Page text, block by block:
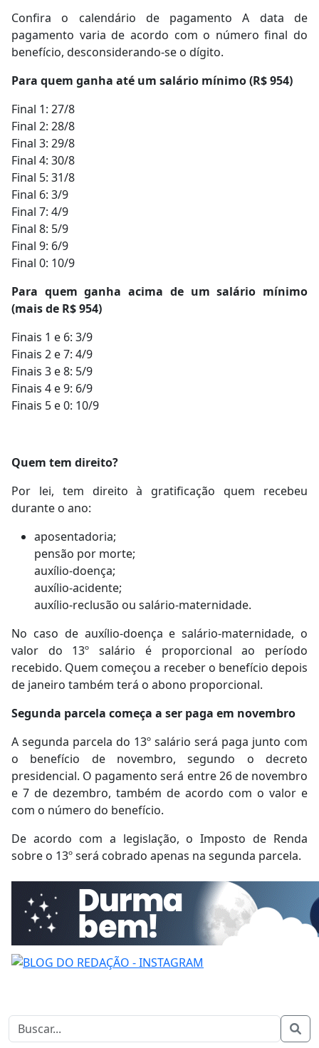
Confira o calendário de pagamento A data de
pagamento varia de acordo com o número final do
benefício, desconsiderando-se o dígito.
Para quem ganha até um salário mínimo (R$ 954)
Final 1: 27/8
Final 2: 28/8
Final 3: 29/8
Final 4: 30/8
Final 5: 31/8
Final 6: 3/9
Final 7: 4/9
Final 8: 5/9
Final 9: 6/9
Final 0: 10/9
Para quem ganha acima de um salário mínimo
(mais de R$ 954)
Finais 1 e 6: 3/9
Finais 2 e 7: 4/9
Finais 3 e 8: 5/9
Finais 4 e 9: 6/9
Finais 5 e 0: 10/9
Quem tem direito?
Por lei, tem direito à gratificação quem recebeu
durante o ano:
aposentadoria;
pensão por morte;
auxílio-doença;
auxílio-acidente;
auxílio-reclusão ou salário-maternidade.
No caso de auxílio-doença e salário-maternidade, o
valor do 13º salário é proporcional ao período
recebido. Quem começou a receber o benefício depois
de janeiro também terá o abono proporcional.
Segunda parcela começa a ser paga em novembro
A segunda parcela do 13º salário será paga junto com
o benefício de novembro, segundo o decreto
presidencial. O pagamento será entre 26 de novembro
e 7 de dezembro, também de acordo com o valor e
com o número do benefício.
De acordo com a legislação, o Imposto de Renda
sobre o 13º será cobrado apenas na segunda parcela.